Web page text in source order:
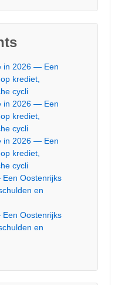
in 2026 — Een
krediet,
cycli
in 2026 — Een
krediet,
cycli
in 2026 — Een
krediet,
cycli
Oostenrijks
en
Oostenrijks
en